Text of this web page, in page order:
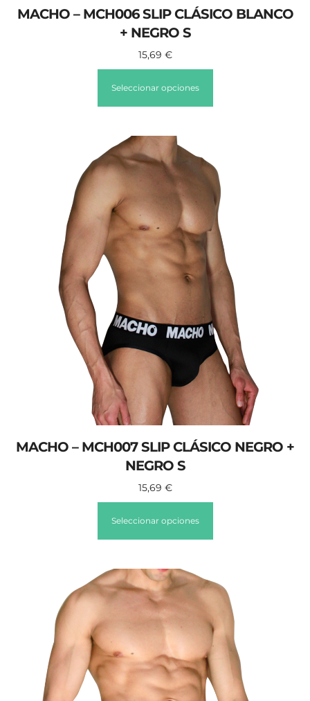
MACHO – MCH006 SLIP CLÁSICO BLANCO
+ NEGRO S
15,69 €
Seleccionar opciones
MACHO – MCH007 SLIP CLÁSICO NEGRO +
NEGRO S
15,69 €
Seleccionar opciones